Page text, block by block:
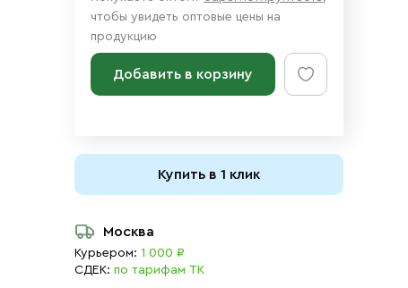
чтобы увидеть оптовые цены на
продукцию
Добавить в корзину
Купить в 1 клик
Москва
Курьером: 1 000 ₽
СДЕК: по тарифам ТК